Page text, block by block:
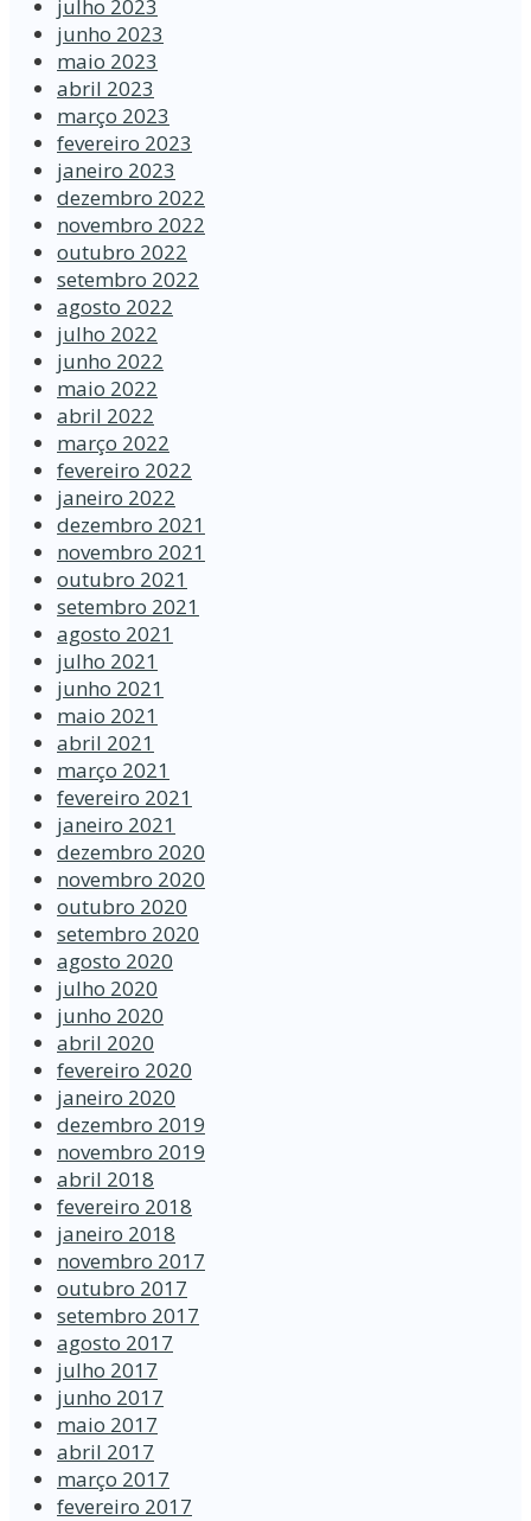
julho 2023
junho 2023
maio 2023
abril 2023
março 2023
fevereiro 2023
janeiro 2023
dezembro 2022
novembro 2022
outubro 2022
setembro 2022
agosto 2022
julho 2022
junho 2022
maio 2022
abril 2022
março 2022
fevereiro 2022
janeiro 2022
dezembro 2021
novembro 2021
outubro 2021
setembro 2021
agosto 2021
julho 2021
junho 2021
maio 2021
abril 2021
março 2021
fevereiro 2021
janeiro 2021
dezembro 2020
novembro 2020
outubro 2020
setembro 2020
agosto 2020
julho 2020
junho 2020
abril 2020
fevereiro 2020
janeiro 2020
dezembro 2019
novembro 2019
abril 2018
fevereiro 2018
janeiro 2018
novembro 2017
outubro 2017
setembro 2017
agosto 2017
julho 2017
junho 2017
maio 2017
abril 2017
março 2017
fevereiro 2017